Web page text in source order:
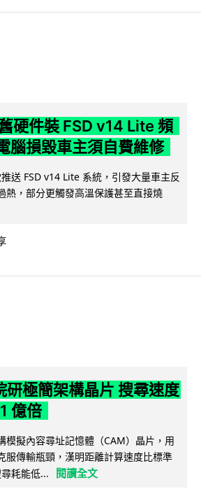
硬件裝 FSD v14 Lite 頻
腦損毀車主須自費維修
送 FSD v14 Lite 系統，引發大量車主反
熱，部分更觸發高溫保護甚至直接燒
研極簡架構晶片 搜尋速度
億倍
模擬內容尋址記憶體（CAM）晶片，用
服傳輸瓶頸，漢明距離計算速度比標準
耗能低...
閱讀全文